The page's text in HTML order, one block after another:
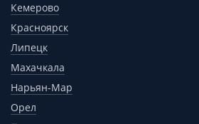
Кемерово
Красноярск
Липецк
Махачкала
Нарьян-Мар
Орел